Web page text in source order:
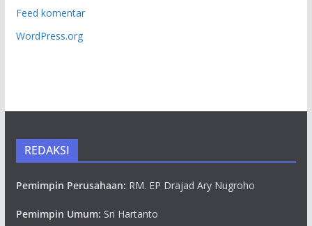
Feed komentar
WordPress.org
REDAKSI
Pemimpin Perusahaan: RM. EP Drajad Ary Nugroho
Pemimpin Umum: Sri Hartanto